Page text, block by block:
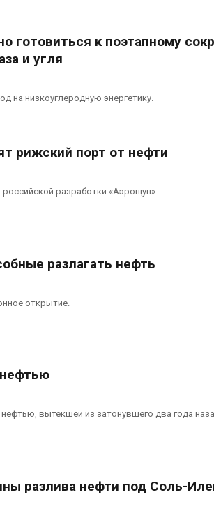
готовиться к поэтапному
и угля
на низкоуглеродную энергетику.
рижский порт от нефти
разработки «Аэрощуп».
разлагать нефть
открытие.
вытекшей из затонувшего два года
разлива нефти под Соль-